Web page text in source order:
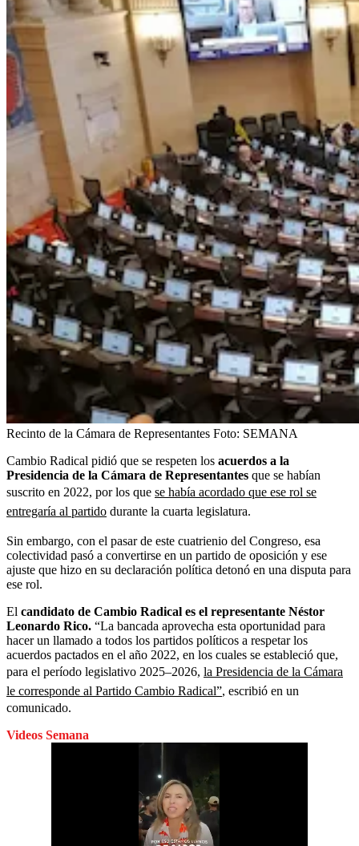
Recinto de la Cámara de Representantes Foto: SEMANA
Cambio Radical pidió que se respeten los acuerdos a la
Presidencia de la Cámara de Representantes que se habían
suscrito en 2022, por los que se había acordado que ese rol se
entregaría al partido durante la cuarta legislatura.
Sin embargo, con el pasar de este cuatrienio del Congreso, esa
colectividad pasó a convertirse en un partido de oposición y ese
ajuste que hizo en su declaración política detonó en una disputa para
ese rol.
El candidato de Cambio Radical es el representante Néstor
Leonardo Rico. “La bancada aprovecha esta oportunidad para
hacer un llamado a todos los partidos políticos a respetar los
acuerdos pactados en el año 2022, en los cuales se estableció que,
para el período legislativo 2025–2026, la Presidencia de la Cámara
le corresponde al Partido Cambio Radical”, escribió en un
comunicado.
Videos Semana